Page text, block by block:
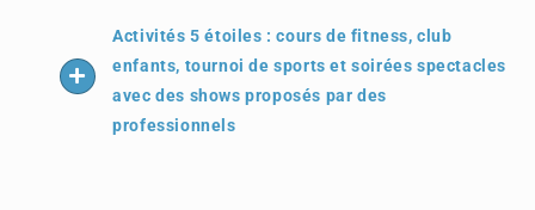
Activités 5 étoiles : cours de fitness, club
enfants, tournoi de sports et soirées spectacles
avec des shows proposés par des
professionnels